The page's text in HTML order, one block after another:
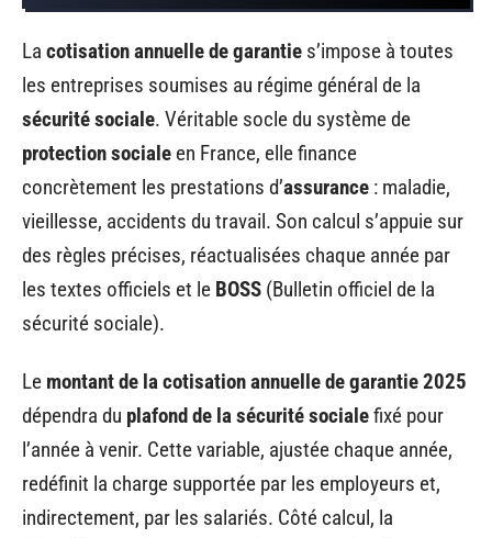
La cotisation annuelle de garantie s’impose à toutes
les entreprises soumises au régime général de la
sécurité sociale. Véritable socle du système de
protection sociale en France, elle finance
concrètement les prestations d’assurance : maladie,
vieillesse, accidents du travail. Son calcul s’appuie sur
des règles précises, réactualisées chaque année par
les textes officiels et le BOSS (Bulletin officiel de la
sécurité sociale).
Le montant de la cotisation annuelle de garantie 2025
dépendra du plafond de la sécurité socialefixé pour
l’année à venir. Cette variable, ajustée chaque année,
redéfinit la charge supportée par les employeurs et,
indirectement, par les salariés. Côté calcul, la